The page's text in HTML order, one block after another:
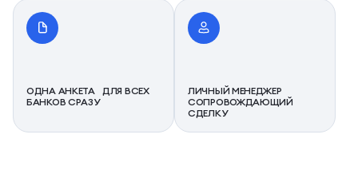
ОДНА АНКЕТА ДЛЯ ВСЕХ
БАНКОВ СРАЗУ
ЛИЧНЫЙ МЕНЕДЖЕР
СОПРОВОЖДАЮЩИЙ
СДЕЛКУ